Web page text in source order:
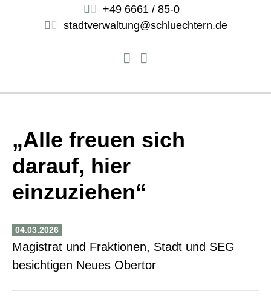
+49 6661 / 85-0
stadtverwaltung@schluechtern.de
„Alle freuen sich
darauf, hier
einzuziehen“
04.03.2026
Magistrat und Fraktionen, Stadt und SEG
besichtigen Neues Obertor